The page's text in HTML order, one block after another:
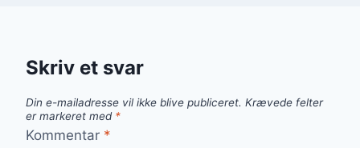
Skriv et svar
Din e-mailadresse vil ikke blive publiceret. Krævede felter
er markeret med *
Kommentar *